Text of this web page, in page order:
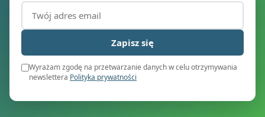
Adres email (wymagany)
Zapisz się
Wyrażam zgodę na przetwarzanie danych w celu otrzymywania
newslettera Polityka prywatności